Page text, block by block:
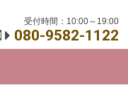
受付時間：10:00～19:00
080-9582-1122